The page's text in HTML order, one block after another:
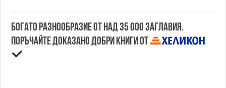
Богато разнообразие от над 35 000 заглавия.
Поръчайте доказано добри книги от